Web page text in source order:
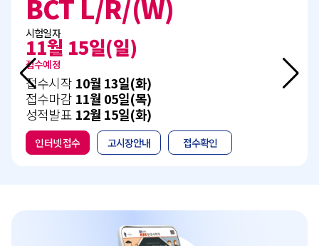
L/R/(W)
일(일)
10월 13일(화)
11월 05일(목)
12월 15일(화)
고시장안내 접수확인
접수중
접수시작